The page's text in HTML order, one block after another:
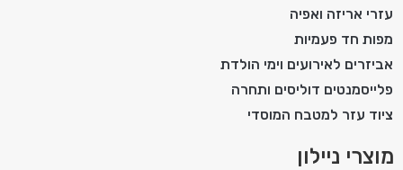
עזרי אריזה ואפיה
מפות חד פעמיות
אביזרים לאירועים וימי הולדת
פלייסמנטים דוליסים ותחרה
ציוד עזר למטבח המוסדי
מוצרי ניילון